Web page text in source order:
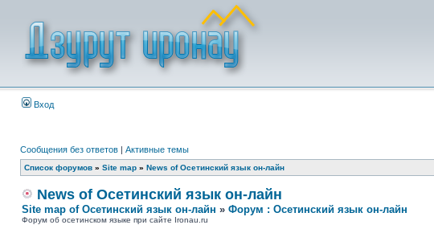
Вход
Сообщения без ответов | Активные темы
Список форумов » Site map » News of Осетинский язык он-лайн
News of Осетинский язык он-лайн
Site map of Осетинский язык он-лайн » Форум : Осетинский язык он-лайн
Форум об осетинском языке при сайте Ironau.ru